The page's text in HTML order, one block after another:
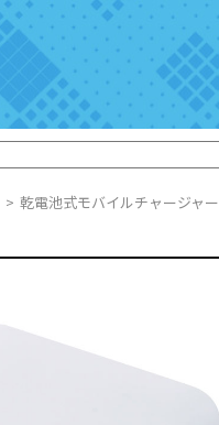
乾電池式モバイルチャージャー